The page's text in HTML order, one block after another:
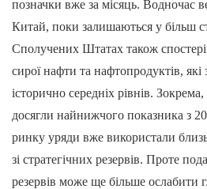
позначки вже за місяць. Водночас
Китай, поки залишаються у більш
Сполучених Штатах також
сирої нафти та нафтопродуктів,
історично середніх рівнів.
досягли найнижчого показника з
ринку уряди вже використали
зі стратегічних резервів. Проте
резервів може ще більше ослабити